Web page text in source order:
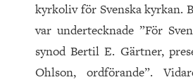
kyrkoliv för Svenska kyrkan.
var undertecknade ”För
synod Bertil E. Gärtner,
Ohlson, ordförande”.